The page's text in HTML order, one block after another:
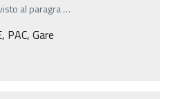
al paragra…
PAC, Gare